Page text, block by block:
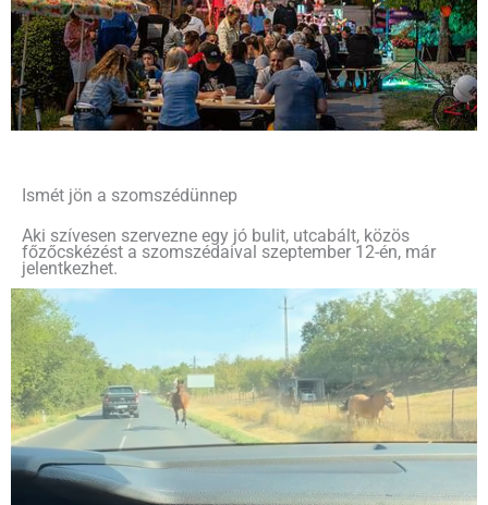
Ismét jön a szomszédünnep
Aki szívesen szervezne egy jó bulit, utcabált, közös
főzőcskézést a szomszédaival szeptember 12-én, már
jelentkezhet.